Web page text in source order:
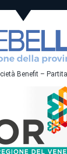
Benefit –